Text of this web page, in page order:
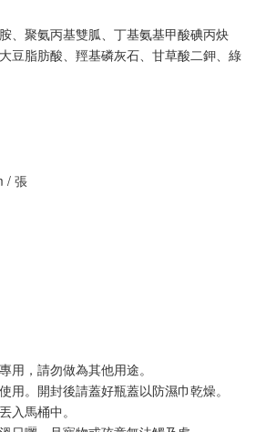
、聚氨丙基雙胍、丁基氨基甲酸碘丙炔
豆脂肪酸、羥基磷灰石、甘草酸二鉀、綠
/ 張
用，請勿做為其他用途。
用。開封後請蓋好瓶蓋以防濕巾乾燥。
入馬桶中。